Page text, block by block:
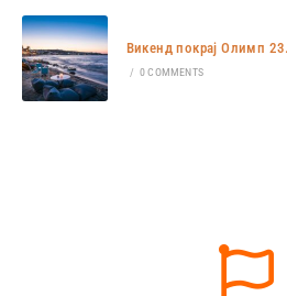
Викенд покрај Олимп
/ 0 COMMENTS